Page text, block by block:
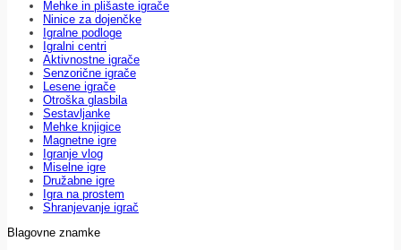
Mehke in plišaste igrače
Ninice za dojenčke
Igralne podloge
Igralni centri
Aktivnostne igrače
Senzorične igrače
Lesene igrače
Otroška glasbila
Sestavljanke
Mehke knjigice
Magnetne igre
Igranje vlog
Miselne igre
Družabne igre
Igra na prostem
Shranjevanje igrač
Blagovne znamke